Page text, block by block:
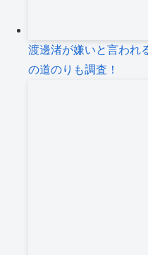
渡邊渚が嫌いと言われ
の道のりも調査！